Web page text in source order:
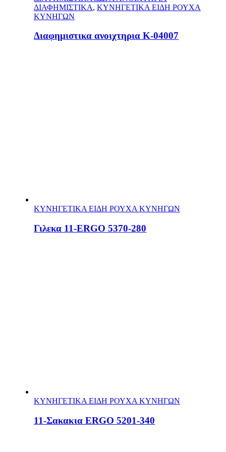
ΔΙΑΦΗΜΙΣΤΙΚΑ,ΚΥΝΗΓΕΤΙΚΑ ΕΙΔΗ ΡΟΥΧΑ
ΚΥΝΗΓΩΝ
Διαφημιστικα ανοιχτηρια Κ-04007
ΚΥΝΗΓΕΤΙΚΑ ΕΙΔΗ ΡΟΥΧΑ ΚΥΝΗΓΩΝ
Γιλεκα 11-ERGO 5370-280
ΚΥΝΗΓΕΤΙΚΑ ΕΙΔΗ ΡΟΥΧΑ ΚΥΝΗΓΩΝ
11-Σακακια ERGO 5201-340